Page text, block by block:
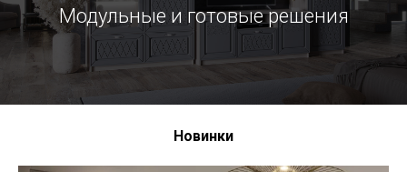
Модульные и готовые решения
Новинки